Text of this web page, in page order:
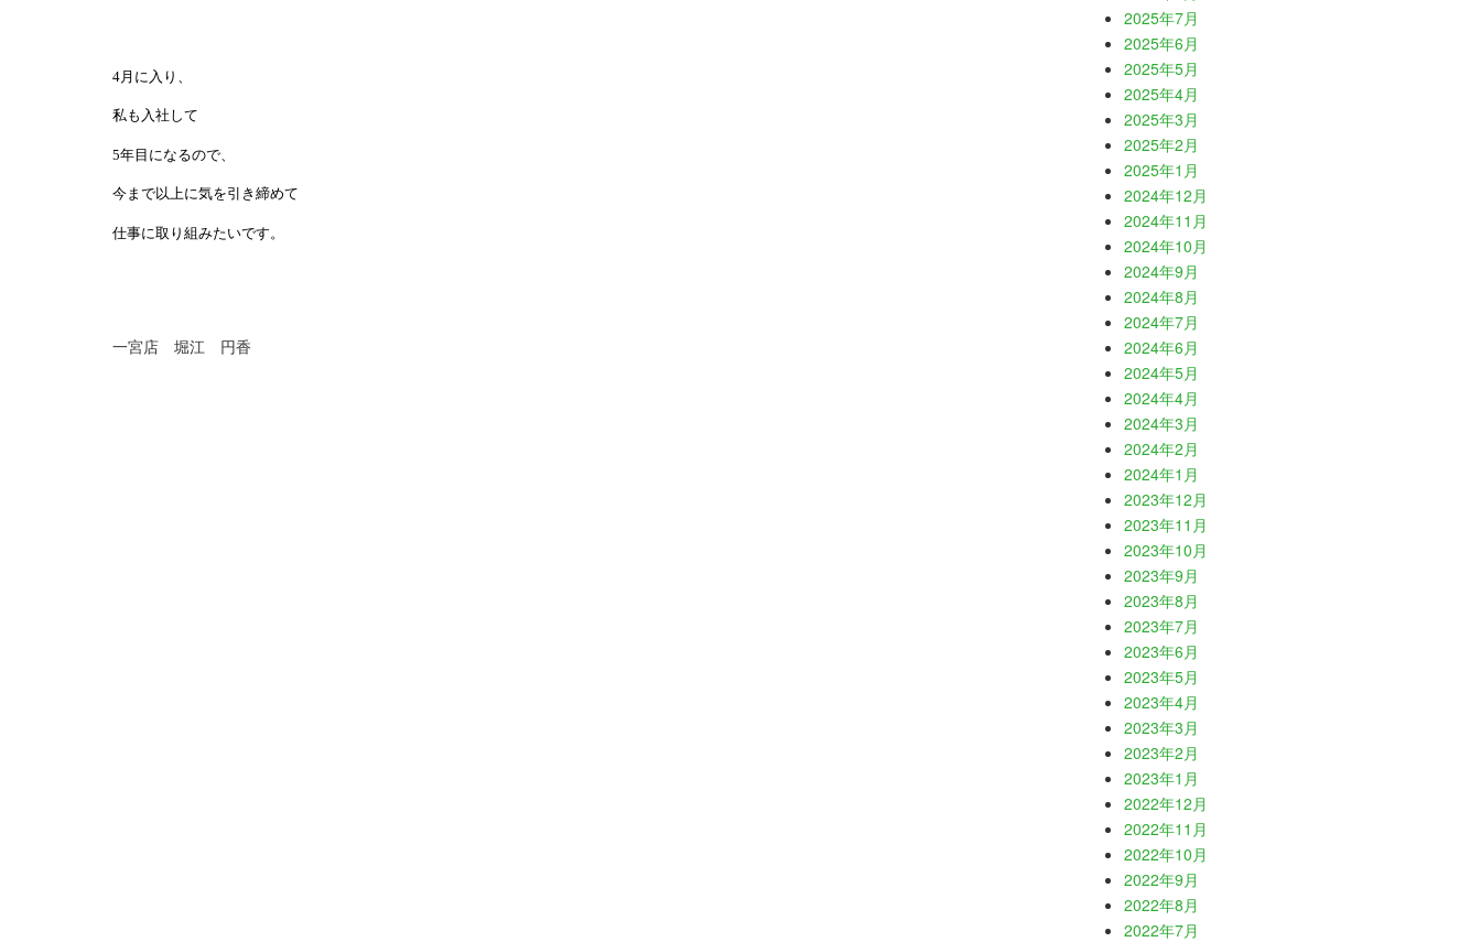
4 月に入り、
私も入社して
5年目になるので、
今まで以上に気を引き締めて
仕事に取り組みたいです。
一宮店 堀江 円香
2025年7月
2025年6月
2025年5月
2025年4月
2025年3月
2025年2月
2025年1月
2024年12月
2024年11月
2024年10月
2024年9月
2024年8月
2024年7月
2024年6月
2024年5月
2024年4月
2024年3月
2024年2月
2024年1月
2023年12月
2023年11月
2023年10月
2023年9月
2023年8月
2023年7月
2023年6月
2023年5月
2023年4月
2023年3月
2023年2月
2023年1月
2022年12月
2022年11月
2022年10月
2022年9月
2022年8月
2022年7月